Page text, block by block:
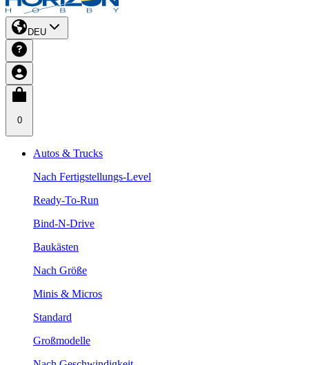
DEU
0
Autos & Trucks
Nach Fertigstellungs-Level
Ready-To-Run
Bind-N-Drive
Baukästen
Nach Größe
Minis & Micros
Standard
Großmodelle